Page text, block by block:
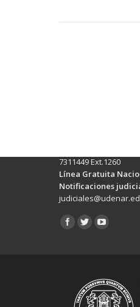
7311449 Ext.1260
Línea Gratuita
Notificaciones
Encuéntranos en: